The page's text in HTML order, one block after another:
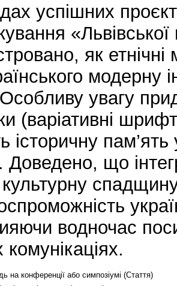
успішних
як
модерну
увагу
(варіативні
історичну
Доведено, що
культурну
водночас
комунікаціях.
на конференції або симпозіумі (Стаття)